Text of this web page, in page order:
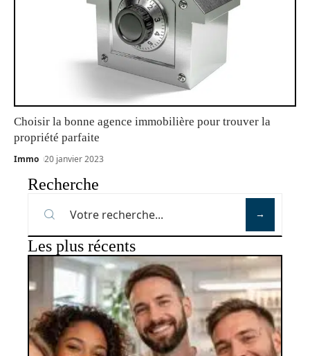
Choisir la bonne agence immobilière pour trouver la
propriété parfaite
Immo 20 janvier 2023
Recherche
Les plus récents